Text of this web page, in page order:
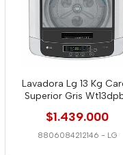
Lavadora Lg 13 Kg
Superior Gris
$1.439.000
8806084212146 - LG